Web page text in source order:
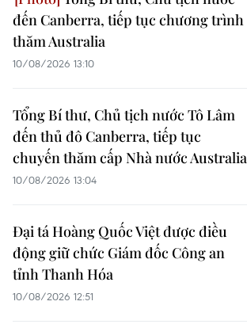
đến Canberra, tiếp tục chương trình
thăm Australia
10/08/2026 13:10
Tổng Bí thư, Chủ tịch nước Tô Lâm
đến thủ đô Canberra, tiếp tục
chuyến thăm cấp Nhà nước Australia
10/08/2026 13:04
Đại tá Hoàng Quốc Việt được điều
động giữ chức Giám đốc Công an
tỉnh Thanh Hóa
10/08/2026 12:51